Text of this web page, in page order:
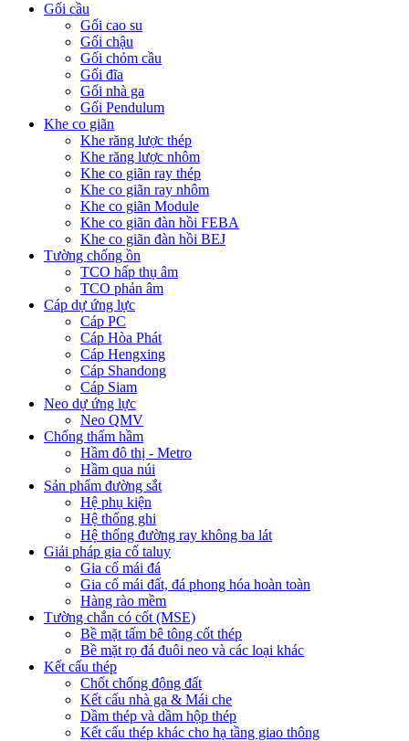
Gối cầu
Gối cao su
Gối chậu
Gối chỏm cầu
Gối đĩa
Gối nhà ga
Gối Pendulum
Khe co giãn
Khe răng lược thép
Khe răng lược nhôm
Khe co giãn ray thép
Khe co giãn ray nhôm
Khe co giãn Module
Khe co giãn đàn hồi FEBA
Khe co giãn đàn hồi BEJ
Tường chống ồn
TCO hấp thụ âm
TCO phản âm
Cáp dự ứng lực
Cáp PC
Cáp Hòa Phát
Cáp Hengxing
Cáp Shandong
Cáp Siam
Neo dự ứng lực
Neo QMV
Chống thấm hầm
Hầm đô thị - Metro
Hầm qua núi
Sản phẩm đường sắt
Hệ phụ kiện
Hệ thống ghi
Hệ thống đường ray không ba lát
Giải pháp gia cố taluy
Gia cố mái đá
Gia cố mái đất, đá phong hóa hoàn toàn
Hàng rào mềm
Tường chắn có cốt (MSE)
Bề mặt tấm bê tông cốt thép
Bề mặt rọ đá đuôi neo và các loại khác
Kết cấu thép
Chốt chống động đất
Kết cấu nhà ga & Mái che
Dầm thép và dầm hộp thép
Kết cấu thép khác cho hạ tầng giao thông